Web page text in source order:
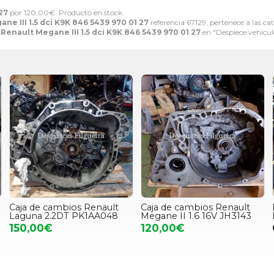
por 120,00€ . Producto en stock.
III 1.5 dci K9K 846 5439 970 01 27 referencia 67129, pertenece a las
Megane III 1.5 dci K9K 846 5439 970 01 27 en "Despiece
Caja de cambios Renault
Laguna 2.2DT PK1AA048
150,00€
Caja de cambios Renault
Megane II 1.6 16V JH3143
120,00€